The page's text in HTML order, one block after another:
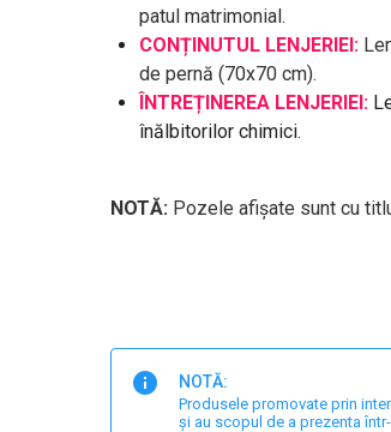
patul matrimonial.
CONȚINUTUL LENJERIEI:
de pernă (70x70 cm).
ÎNTREȚINEREA LENJERIEI:
înălbitorilor chimici.
NOTĂ: Pozele afișate sunt cu
NOTĂ:
Produsele promovate prin
și au scopul de a prezenta